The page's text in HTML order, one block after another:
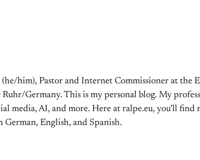
(he/him), Pastor and Internet Commissioner at the
Germany. This is my personal blog. My
media, AI, and more. Here at ralpe.eu, you’ll find
English, and Spanish.